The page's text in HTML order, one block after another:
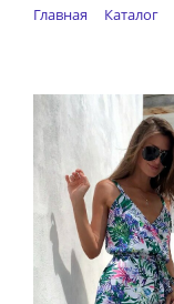
Главная Каталог